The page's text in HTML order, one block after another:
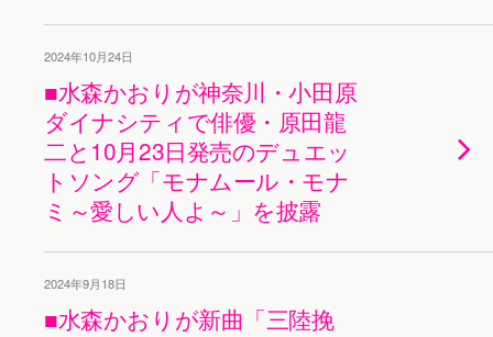
2024年10月24日
■水森かおりが神奈川・小田原
ダイナシティで俳優・原田龍
二と10月23日発売のデュエッ
トソング「モナムール・モナ
ミ～愛しい人よ～」を披露
2024年9月18日
■水森かおりが新曲「三陸挽